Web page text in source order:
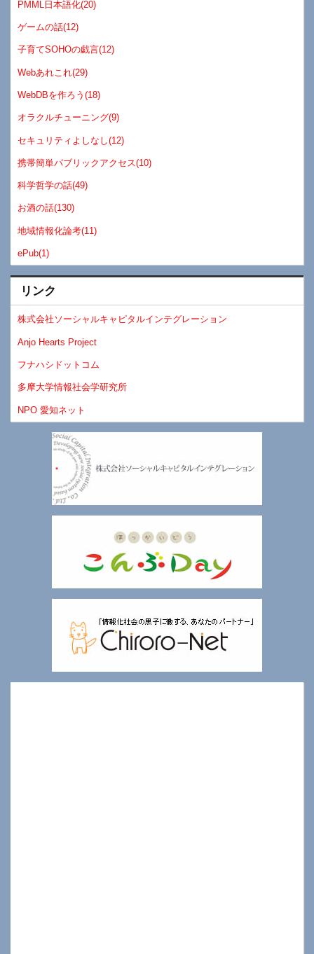
PMML日本語化(20)
ゲームの話(12)
子育てSOHOの戯言(12)
Webあれこれ(29)
WebDBを作ろう(18)
オラクルチューニング(9)
セキュリティよしなし(12)
携帯簡単パブリックアクセス(10)
科学哲学の話(49)
お酒の話(130)
地域情報化論考(11)
ePub(1)
リンク
株式会社ソーシャルキャピタルインテグレーション
Anjo Hearts Project
フナハシドットコム
多摩大学情報社会学研究所
NPO 愛知ネット